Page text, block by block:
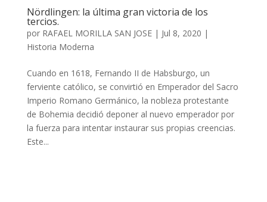
Nördlingen: la última gran victoria de los
tercios.
por RAFAEL MORILLA SAN JOSE| Jul 8, 2020 |
Historia Moderna
Cuando en 1618, Fernando II de Habsburgo, un
ferviente católico, se convirtió en Emperador del Sacro
Imperio Romano Germánico, la nobleza protestante
de Bohemia decidió deponer al nuevo emperador por
la fuerza para intentar instaurar sus propias creencias.
Este...